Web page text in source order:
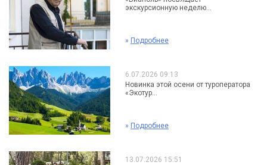
экскурсионную неделю...
» Подробнее
6.07.2026 09:13
Новинка этой осени от туроператора
«Экотур...
» Подробнее
13.07.2026 15:51